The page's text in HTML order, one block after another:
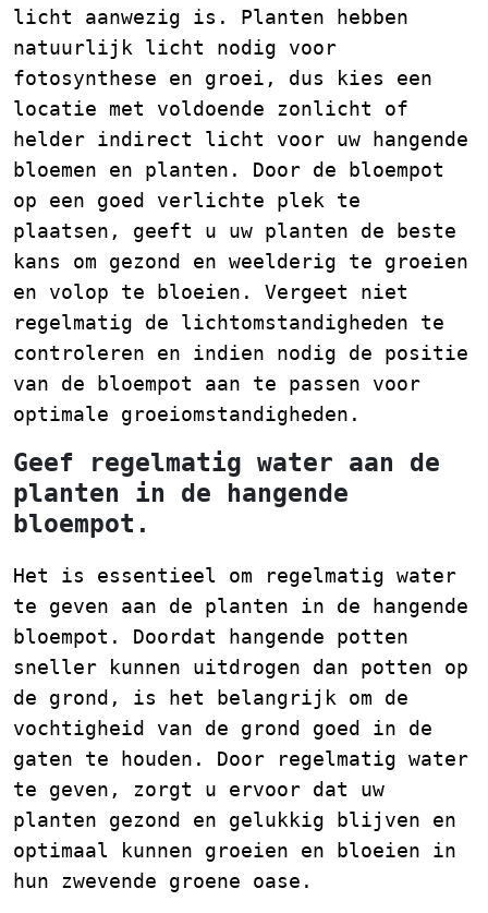
licht aanwezig is. Planten hebben
natuurlijk licht nodig voor
fotosynthese en groei, dus kies een
locatie met voldoende zonlicht of
helder indirect licht voor uw hangende
bloemen en planten. Door de bloempot
op een goed verlichte plek te
plaatsen, geeft u uw planten de beste
kans om gezond en weelderig te groeien
en volop te bloeien. Vergeet niet
regelmatig de lichtomstandigheden te
controleren en indien nodig de positie
van de bloempot aan te passen voor
optimale groeiomstandigheden.
Geef regelmatig water aan de
planten in de hangende
bloempot.
Het is essentieel om regelmatig water
te geven aan de planten in de hangende
bloempot. Doordat hangende potten
sneller kunnen uitdrogen dan potten op
de grond, is het belangrijk om de
vochtigheid van de grond goed in de
gaten te houden. Door regelmatig water
te geven, zorgt u ervoor dat uw
planten gezond en gelukkig blijven en
optimaal kunnen groeien en bloeien in
hun zwevende groene oase.